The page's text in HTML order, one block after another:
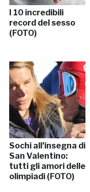
I 10 incredibili
record del sesso
(FOTO)
Sochi all’insegna di
San Valentino:
tutti gli amori delle
olimpiadi (FOTO)